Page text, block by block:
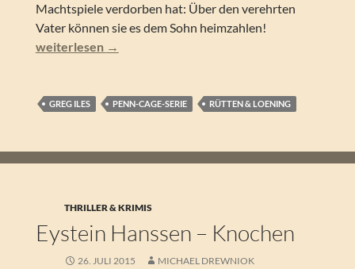
Machtspiele verdorben hat: Über den verehrten
Vater können sie es dem Sohn heimzahlen!
Greg Iles – Natchez Burning
weiterlesen →
GREG ILES PENN-CAGE-SERIE RÜTTEN & LOENING
THRILLER & KRIMIS
Eystein Hanssen – Knochen
26. JULI 2015 MICHAEL DREWNIOK